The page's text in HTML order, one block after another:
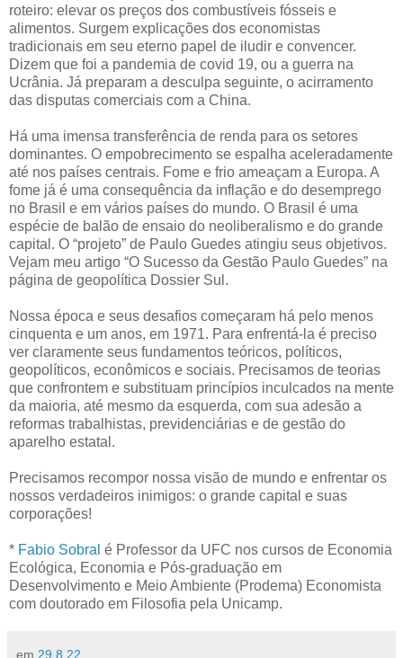
roteiro: elevar os preços dos combustíveis fósseis e
alimentos. Surgem explicações dos economistas
tradicionais em seu eterno papel de iludir e convencer.
Dizem que foi a pandemia de covid 19, ou a guerra na
Ucrânia. Já preparam a desculpa seguinte, o acirramento
das disputas comerciais com a China.
Há uma imensa transferência de renda para os setores
dominantes. O empobrecimento se espalha aceleradamente
até nos países centrais. Fome e frio ameaçam a Europa. A
fome já é uma consequência da inflação e do desemprego
no Brasil e em vários países do mundo. O Brasil é uma
espécie de balão de ensaio do neoliberalismo e do grande
capital. O “projeto” de Paulo Guedes atingiu seus objetivos.
Vejam meu artigo “O Sucesso da Gestão Paulo Guedes” na
página de geopolítica Dossier Sul.
Nossa época e seus desafios começaram há pelo menos
cinquenta e um anos, em 1971. Para enfrentá-la é preciso
ver claramente seus fundamentos teóricos, políticos,
geopolíticos, econômicos e sociais. Precisamos de teorias
que confrontem e substituam princípios inculcados na mente
da maioria, até mesmo da esquerda, com sua adesão a
reformas trabalhistas, previdenciárias e de gestão do
aparelho estatal.
Precisamos recompor nossa visão de mundo e enfrentar os
nossos verdadeiros inimigos: o grande capital e suas
corporações!
* Fabio Sobral é Professor da UFC nos cursos de Economia
Ecológica, Economia e Pós-graduação em
Desenvolvimento e Meio Ambiente (Prodema) Economista
com doutorado em Filosofia pela Unicamp.
em 29.8.22